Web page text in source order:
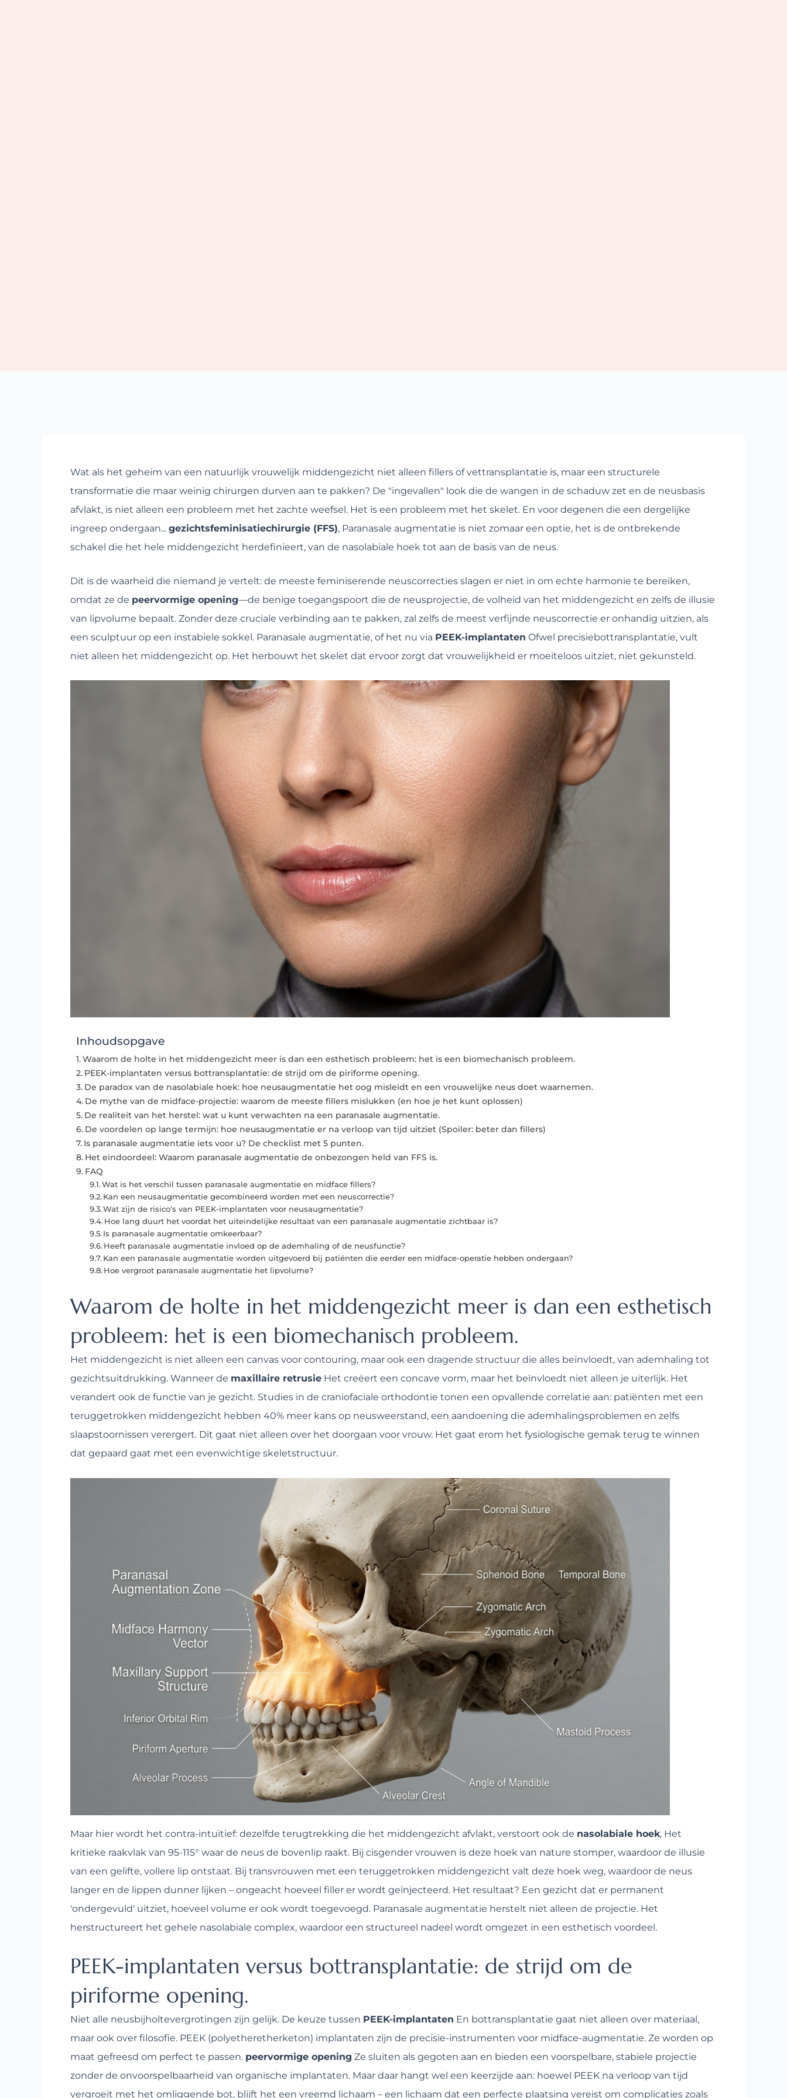
Wat als het geheim van een natuurlijk vrouwelijk middengezicht niet alleen fillers of vettransplantatie is, maar een structurele
transformatie die maar weinig chirurgen durven aan te pakken? De "ingevallen" look die de wangen in de schaduw zet en de neusbasis
afvlakt, is niet alleen een probleem met het zachte weefsel. Het is een probleem met het skelet. En voor degenen die een dergelijke
ingreep ondergaan... gezichtsfeminisatiechirurgie (FFS), Paranasale augmentatie is niet zomaar een optie, het is de ontbrekende
schakel die het hele middengezicht herdefinieert, van de nasolabiale hoek tot aan de basis van de neus.
Dit is de waarheid die niemand je vertelt: de meeste feminiserende neuscorrecties slagen er niet in om echte harmonie te bereiken,
omdat ze de peervormige opening—de benige toegangspoort die de neusprojectie, de volheid van het middengezicht en zelfs de illusie
van lipvolume bepaalt. Zonder deze cruciale verbinding aan te pakken, zal zelfs de meest verfijnde neuscorrectie er onhandig uitzien, als
een sculptuur op een instabiele sokkel. Paranasale augmentatie, of het nu via PEEK-implantaten Ofwel precisiebottransplantatie, vult
niet alleen het middengezicht op. Het herbouwt het skelet dat ervoor zorgt dat vrouwelijkheid er moeiteloos uitziet, niet gekunsteld.
Inhoudsopgave
Waarom de holte in het middengezicht meer is dan een esthetisch probleem: het is een biomechanisch probleem.
PEEK-implantaten versus bottransplantatie: de strijd om de piriforme opening.
De paradox van de nasolabiale hoek: hoe neusaugmentatie het oog misleidt en een vrouwelijke neus doet waarnemen.
De mythe van de midface-projectie: waarom de meeste fillers mislukken (en hoe je het kunt oplossen)
De realiteit van het herstel: wat u kunt verwachten na een paranasale augmentatie.
De voordelen op lange termijn: hoe neusaugmentatie er na verloop van tijd uitziet (Spoiler: beter dan fillers)
Is paranasale augmentatie iets voor u? De checklist met 5 punten.
Het eindoordeel: Waarom paranasale augmentatie de onbezongen held van FFS is.
FAQ
Wat is het verschil tussen paranasale augmentatie en midface fillers?
Kan een neusaugmentatie gecombineerd worden met een neuscorrectie?
Wat zijn de risico's van PEEK-implantaten voor neusaugmentatie?
Hoe lang duurt het voordat het uiteindelijke resultaat van een paranasale augmentatie zichtbaar is?
Is paranasale augmentatie omkeerbaar?
Heeft paranasale augmentatie invloed op de ademhaling of de neusfunctie?
Kan een paranasale augmentatie worden uitgevoerd bij patiënten die eerder een midface-operatie hebben ondergaan?
Hoe vergroot paranasale augmentatie het lipvolume?
Waarom de holte in het middengezicht meer is dan een esthetisch
probleem: het is een biomechanisch probleem.
Het middengezicht is niet alleen een canvas voor contouring, maar ook een dragende structuur die alles beïnvloedt, van ademhaling tot
gezichtsuitdrukking. Wanneer de maxillaire retrusie Het creëert een concave vorm, maar het beïnvloedt niet alleen je uiterlijk. Het
verandert ook de functie van je gezicht. Studies in de craniofaciale orthodontie tonen een opvallende correlatie aan: patiënten met een
teruggetrokken middengezicht hebben 40% meer kans op neusweerstand, een aandoening die ademhalingsproblemen en zelfs
slaapstoornissen verergert. Dit gaat niet alleen over het doorgaan voor vrouw. Het gaat erom het fysiologische gemak terug te winnen
dat gepaard gaat met een evenwichtige skeletstructuur.
Maar hier wordt het contra-intuïtief: dezelfde terugtrekking die het middengezicht afvlakt, verstoort ook de nasolabiale hoek, Het
kritieke raakvlak van 95-115° waar de neus de bovenlip raakt. Bij cisgender vrouwen is deze hoek van nature stomper, waardoor de illusie
van een gelifte, vollere lip ontstaat. Bij transvrouwen met een teruggetrokken middengezicht valt deze hoek weg, waardoor de neus
langer en de lippen dunner lijken – ongeacht hoeveel filler er wordt geïnjecteerd. Het resultaat? Een gezicht dat er permanent
'ondergevuld' uitziet, hoeveel volume er ook wordt toegevoegd. Paranasale augmentatie herstelt niet alleen de projectie. Het
herstructureert het gehele nasolabiale complex, waardoor een structureel nadeel wordt omgezet in een esthetisch voordeel.
PEEK-implantaten versus bottransplantatie: de strijd om de
piriforme opening.
Niet alle neusbijholtevergrotingen zijn gelijk. De keuze tussen PEEK-implantaten En bottransplantatie gaat niet alleen over materiaal,
maar ook over filosofie. PEEK (polyetheretherketon) implantaten zijn de precisie-instrumenten voor midface-augmentatie. Ze worden op
maat gefreesd om perfect te passen. peervormige opening Ze sluiten als gegoten aan en bieden een voorspelbare, stabiele projectie
zonder de onvoorspelbaarheid van organische implantaten. Maar daar hangt wel een keerzijde aan: hoewel PEEK na verloop van tijd
vergroeit met het omliggende bot, blijft het een vreemd lichaam – een lichaam dat een perfecte plaatsing vereist om complicaties zoals